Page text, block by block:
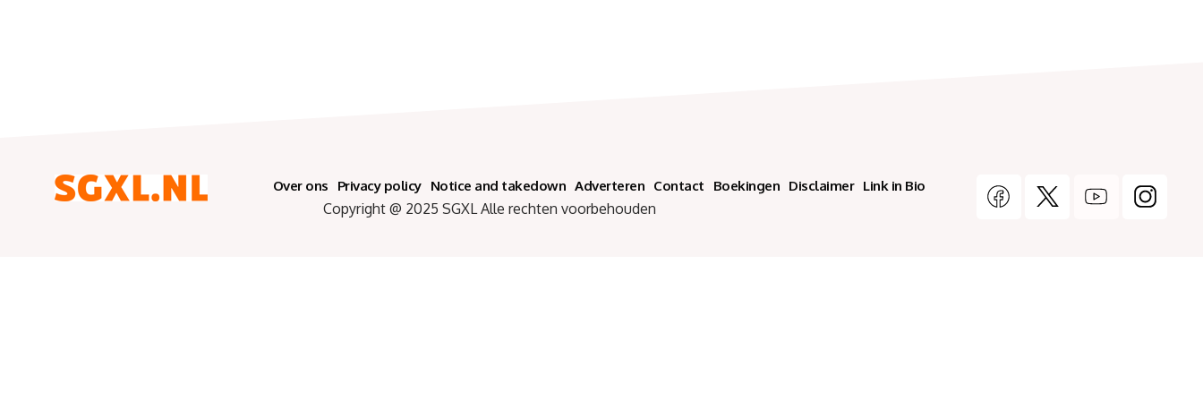
Over ons Privacy policy Notice and takedown Adverteren Contact Boekingen Disclaimer Link in Bio
Copyright @ 2025 SGXL Alle rechten voorbehouden